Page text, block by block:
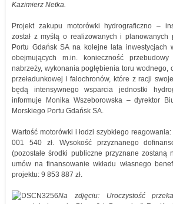
Kazimierz Netka.
Projekt zakupu motorówki hydrograficzno –
został z myślą o realizowanych i planowanych
Portu Gdańsk SA na kolejne lata inwestycjach
obejmujących m.in. konieczność
nabrzeży, wykonania pogłębienia toru wodnego,
przeładunkowej i falochronów, które z racji
będą intensywnego wsparcia jednostki
informuje Monika Wszeborowska – dyrektor
Morskiego Portu Gdańsk SA.
Wartość motorówki i łodzi szybkiego
001 540 zł. Wysokość przyznanego
(pozostałe środki publiczne przyznane zostaną
umów na finansowanie wkładu własnego
projektu: 9 853 887 zł.
Na zdjęciu: Uroczystość